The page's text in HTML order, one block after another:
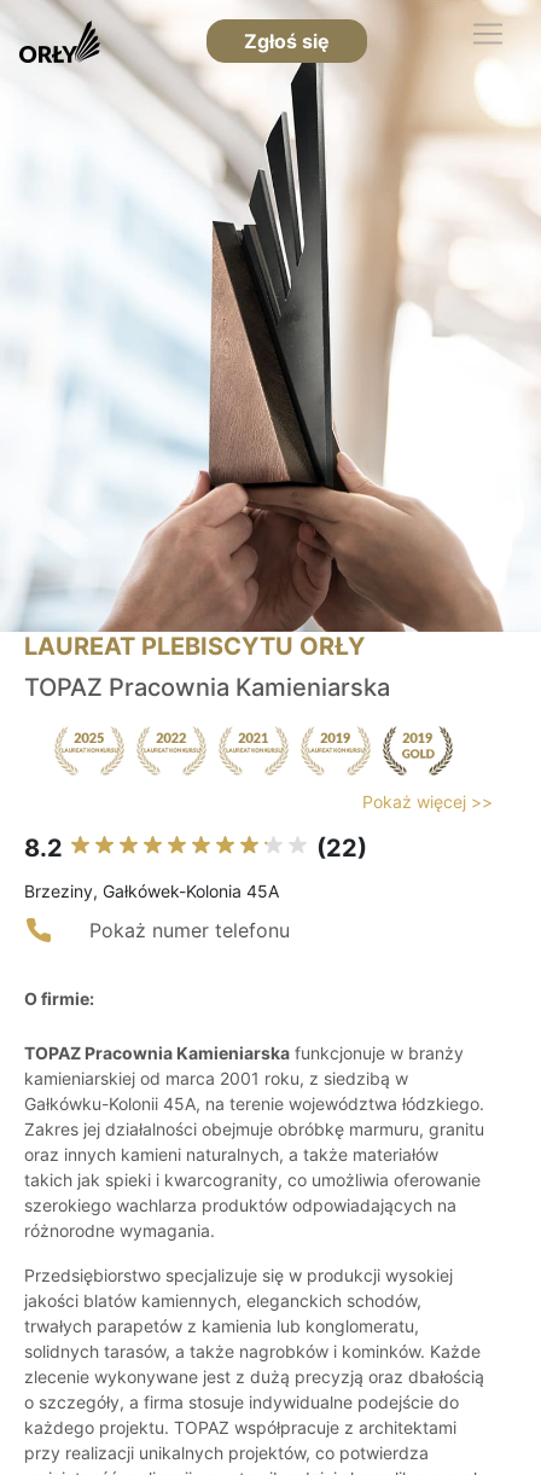
Zgłoś się
LAUREAT PLEBISCYTU ORŁY
TOPAZ Pracownia Kamieniarska
Pokaż więcej >>
8.2 (22)
Brzeziny, Gałkówek-Kolonia 45A
Pokaż numer telefonu
O firmie:
TOPAZ Pracownia Kamieniarska funkcjonuje w branży
kamieniarskiej od marca 2001 roku, z siedzibą w
Gałkówku-Kolonii 45A, na terenie województwa łódzkiego.
Zakres jej działalności obejmuje obróbkę marmuru, granitu
oraz innych kamieni naturalnych, a także materiałów
takich jak spieki i kwarcogranity, co umożliwia oferowanie
szerokiego wachlarza produktów odpowiadających na
różnorodne wymagania.
Przedsiębiorstwo specjalizuje się w produkcji wysokiej
jakości blatów kamiennych, eleganckich schodów,
trwałych parapetów z kamienia lub konglomeratu,
solidnych tarasów, a także nagrobków i kominków. Każde
zlecenie wykonywane jest z dużą precyzją oraz dbałością
o szczegóły, a firma stosuje indywidualne podejście do
każdego projektu. TOPAZ współpracuje z architektami
przy realizacji unikalnych projektów, co potwierdza